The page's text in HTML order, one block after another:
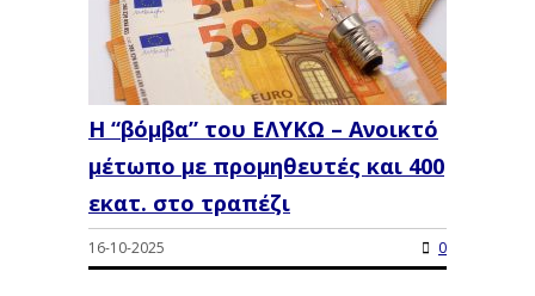
Η “βόμβα” του ΕΛΥΚΩ – Ανοικτό
μέτωπο με προμηθευτές και 400
εκατ. στο τραπέζι
16-10-2025 0